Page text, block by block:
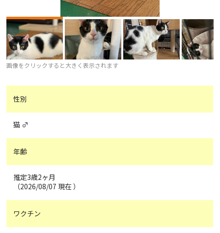
画像をクリックすると大きく表示されます
性別
猫 ♂
年齢
推定3歳2ヶ月
（2026/08/07 現在 ）
ワクチン